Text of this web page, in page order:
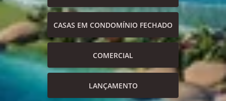
CASAS EM CONDOMÍNIO FECHADO
COMERCIAL
LANÇAMENTO